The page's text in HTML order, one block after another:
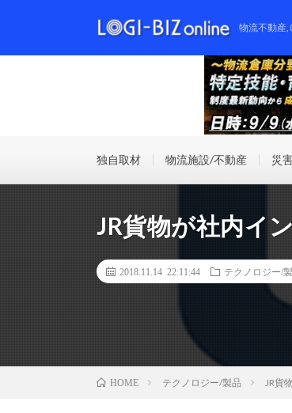
物流不動産,
独自取材 物流施設/不動産 災
JR貨物が社内イ
2018.11.14 22:11:44 テクノロジー/
HOME テクノロジー/製品 JR貨